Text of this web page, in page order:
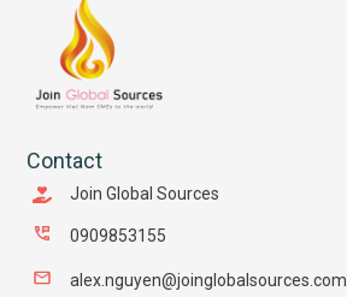
Contact
Join Global Sources
0909853155
alex.nguyen@joinglobalsources.com